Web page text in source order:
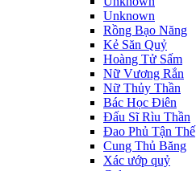
Unknown
Rồng Bạo Năng
Kẻ Săn Quỷ
Hoàng Tử Sấm
Nữ Vương Rắn
Nữ Thủy Thần
Bác Học Điên
Đấu Sĩ Rìu Thần
Đao Phủ Tận Thế
Cung Thủ Băng
Xác ướp quỷ